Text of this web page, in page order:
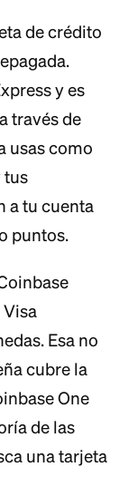
de crédito
y es
través de
usas como
tus
a tu cuenta
puntos.
Visa
Esa no
cubre la
One
de las
una tarjeta